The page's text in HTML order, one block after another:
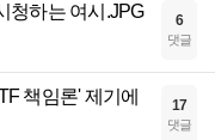
청하는 여시.JPG 6
댓글
책임론' 제기에
17
댓글